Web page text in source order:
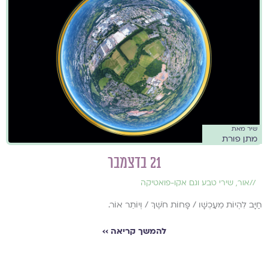
שיר מאת
מתן פורת
21 בדצמבר
//אור, שירי טבע וגם אקו-פואטיקה
חַיָּב לִהְיוֹת מֵעַכְשָׁו / פָּחוֹת חֹשֶׁךְ / וְיוֹתֵר אוֹר.
להמשך קריאה ››